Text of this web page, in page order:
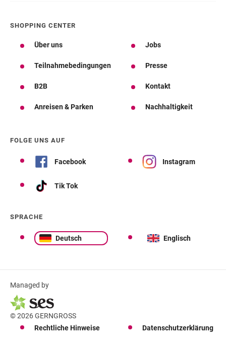
SHOPPING CENTER
Über uns Jobs
Teilnahmebedingungen Presse
B2B Kontakt
Anreisen & Parken Nachhaltigkeit
FOLGE UNS AUF
Facebook Instagram
Tik Tok
SPRACHE
Deutsch Englisch
Managed by
© 2026 GERNGROSS
Rechtliche Hinweise
Datenschutzerklärung